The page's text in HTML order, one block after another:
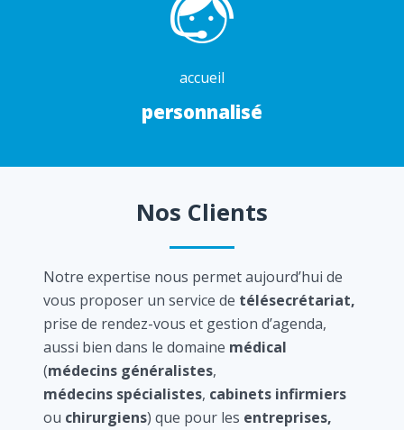
accueil
personnalisé
Nos Clients
Notre expertise nous permet aujourd’hui de
vous proposer un service de télésecrétariat,
prise de rendez-vous et gestion d’agenda,
aussi bien dans le domaine médical
(médecins généralistes,
médecins spécialistes, cabinets infirmiers
ou chirurgiens) que pour les entreprises,